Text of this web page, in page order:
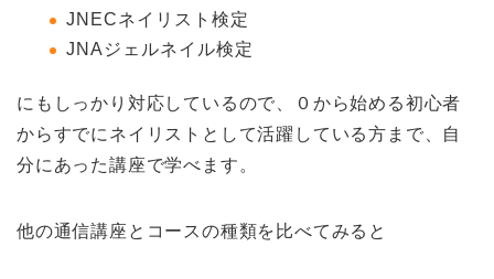
JNECネイリスト検定
JNAジェルネイル検定
にもしっかり対応しているので、０から始める初心者
からすでにネイリストとして活躍している方まで、自
分にあった講座で学べます。
他の通信講座とコースの種類を比べてみると